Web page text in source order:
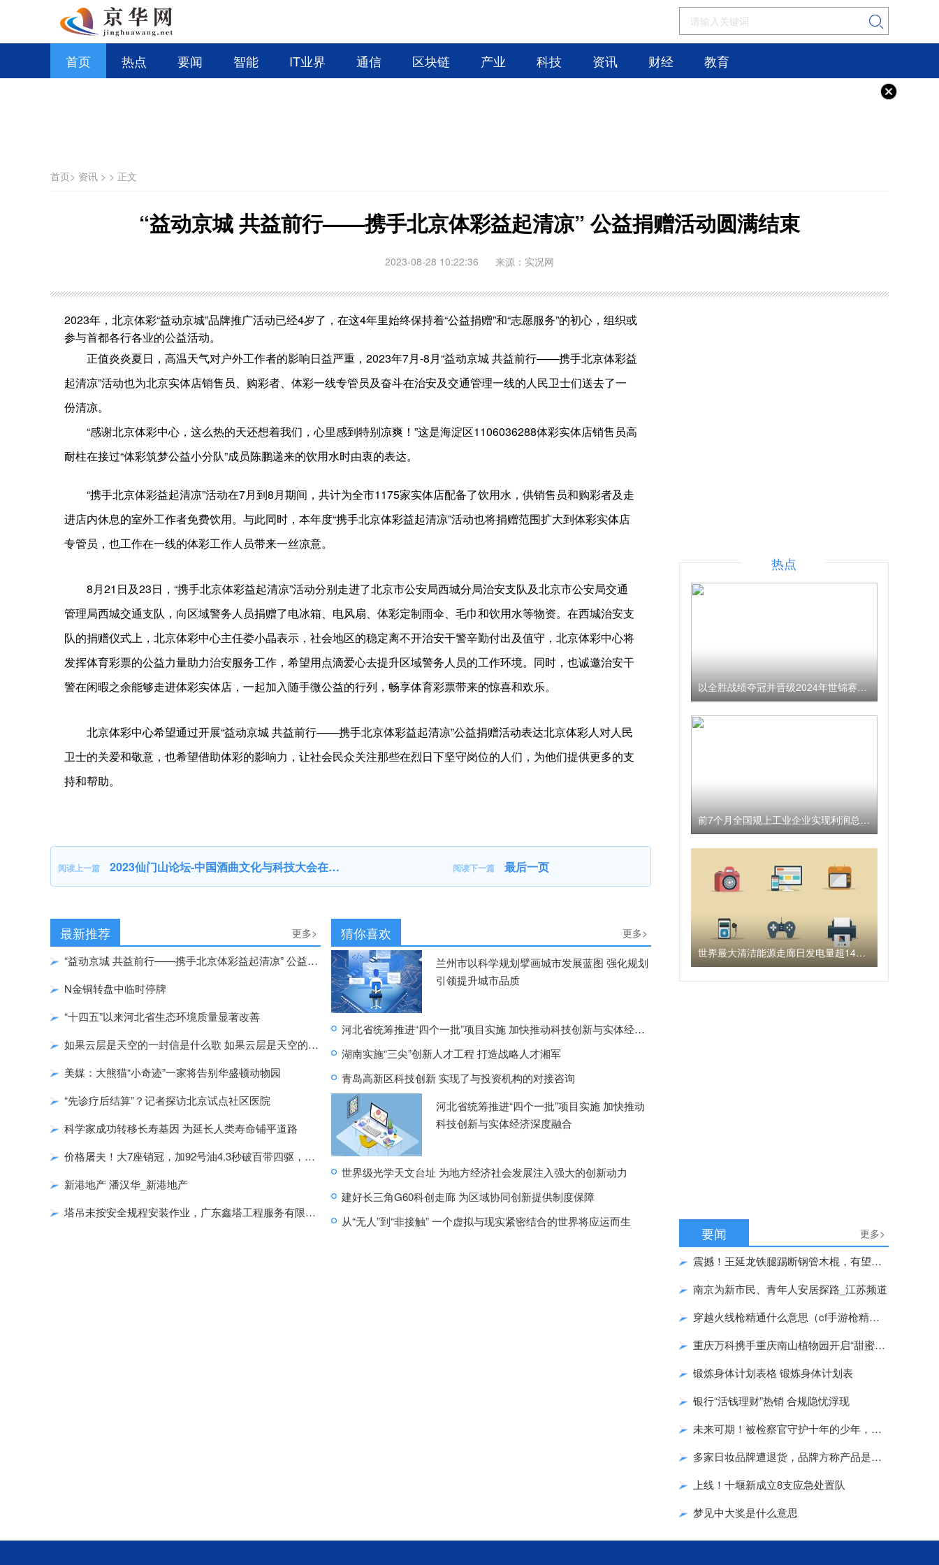
首页 热点 要闻 智能 IT业界 通信 区块链 产业 科技 资讯 财经 教育
首页> 资讯 > > 正文
“益动京城 共益前行——携手北京体彩益起清凉” 公益捐赠活动圆满结束
2023-08-28 10:22:36 来源：实况网
2023年，北京体彩“益动京城”品牌推广活动已经4岁了，在这4年里始终保持着“公益捐赠”和“志愿服务”的初心，组织或
参与首都各行各业的公益活动。
正值炎炎夏日，高温天气对户外工作者的影响日益严重，2023年7月-8月“益动京城 共益前行——携手北京体彩益
起清凉”活动也为北京实体店销售员、购彩者、体彩一线专管员及奋斗在治安及交通管理一线的人民卫士们送去了一
份清凉。
“感谢北京体彩中心，这么热的天还想着我们，心里感到特别凉爽！”这是海淀区1106036288体彩实体店销售员高
耐柱在接过“体彩筑梦公益小分队”成员陈鹏递来的饮用水时由衷的表达。
“携手北京体彩益起清凉”活动在7月到8月期间，共计为全市1175家实体店配备了饮用水，供销售员和购彩者及走
进店内休息的室外工作者免费饮用。与此同时，本年度“携手北京体彩益起清凉”活动也将捐赠范围扩大到体彩实体店
专管员，也工作在一线的体彩工作人员带来一丝凉意。
8月21日及23日，“携手北京体彩益起清凉”活动分别走进了北京市公安局西城分局治安支队及北京市公安局交通
管理局西城交通支队，向区域警务人员捐赠了电冰箱、电风扇、体彩定制雨伞、毛巾和饮用水等物资。在西城治安支
队的捐赠仪式上，北京体彩中心主任娄小晶表示，社会地区的稳定离不开治安干警辛勤付出及值守，北京体彩中心将
发挥体育彩票的公益力量助力治安服务工作，希望用点滴爱心去提升区域警务人员的工作环境。同时，也诚邀治安干
警在闲暇之余能够走进体彩实体店，一起加入随手微公益的行列，畅享体育彩票带来的惊喜和欢乐。
北京体彩中心希望通过开展“益动京城 共益前行——携手北京体彩益起清凉”公益捐赠活动表达北京体彩人对人民
卫士的关爱和敬意，也希望借助体彩的影响力，让社会民众关注那些在烈日下坚守岗位的人们，为他们提供更多的支
持和帮助。
阅读上一篇 2023仙门山论坛-中国酒曲文化与科技大会在仰韶成功召开 阅读下一篇 最后一页
最新推荐 更多>
“益动京城 共益前行——携手北京体彩益起清凉” 公益捐赠活动圆满结束
N金铜转盘中临时停牌
“十四五”以来河北省生态环境质量显著改善
如果云层是天空的一封信是什么歌 如果云层是天空的一封信这首歌叫什么
美媒：大熊猫“小奇迹”一家将告别华盛顿动物园
“先诊疗后结算”？记者探访北京试点社区医院
科学家成功转移长寿基因 为延长人类寿命铺平道路
价格屠夫！大7座销冠，加92号油4.3秒破百带四驱，比途观L还便宜
新港地产 潘汉华_新港地产
塔吊未按安全规程安装作业，广东鑫塔工程服务有限公司被处罚
猜你喜欢 更多>
兰州市以科学规划擘画城市发展蓝图 强化规划
引领提升城市品质
河北省统筹推进“四个一批”项目实施 加快推动科技创新与实体经济深度融合
湖南实施“三尖”创新人才工程 打造战略人才湘军
青岛高新区科技创新 实现了与投资机构的对接咨询
河北省统筹推进“四个一批”项目实施 加快推动
科技创新与实体经济深度融合
世界级光学天文台址 为地方经济社会发展注入强大的创新动力
建好长三角G60科创走廊 为区域协同创新提供制度保障
从“无人”到“非接触” 一个虚拟与现实紧密结合的世界将应运而生
热点
以全胜战绩夺冠并晋级2024年世锦赛顶级组 中国女冰向着更高目标迈进
前7个月全国规上工业企业实现利润总额39439.8亿元 工业企业利润持续改善
世界最大清洁能源走廊日发电量超14亿千瓦时 连续18日单日发电量超10亿千瓦时
要闻 更多>
震撼！王延龙铁腿踢断钢管木棍，有望终结泰拳王播求对华不败
南京为新市民、青年人安居探路_江苏频道
穿越火线枪精通什么意思（cf手游枪精通有什么用）
重庆万科携手重庆南山植物园开启“甜蜜课堂”之旅
锻炼身体计划表格 锻炼身体计划表
银行“活钱理财”热销 合规隐忧浮现
未来可期！被检察官守护十年的少年，圆了大学梦！
多家日妆品牌遭退货，品牌方称产品是安全的遭民众质疑
上线！十堰新成立8支应急处置队
梦见中大奖是什么意思